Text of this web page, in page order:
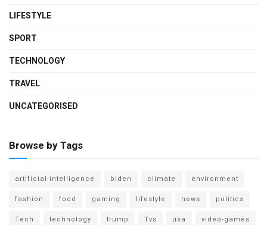
LIFESTYLE
SPORT
TECHNOLOGY
TRAVEL
UNCATEGORISED
Browse by Tags
artificial-intelligence biden climate
environment
fashion
food gaming lifestyle news
politics
Tech
technology trump Tvs usa video-games